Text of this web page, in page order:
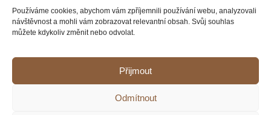
Používáme cookies, abychom vám zpříjemnili používání webu, analyzovali
návštěvnost a mohli vám zobrazovat relevantní obsah. Svůj souhlas
můžete kdykoliv změnit nebo odvolat.
Přijmout
Odmítnout